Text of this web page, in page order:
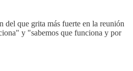
del que grita más fuerte en la reunión
y "sabemos que funciona y por